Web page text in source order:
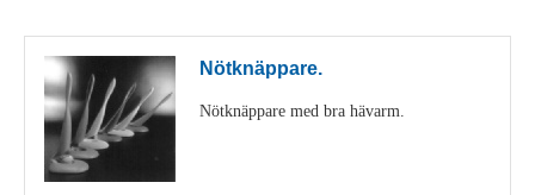
Nötknäppare.
Nötknäppare med bra hävarm.